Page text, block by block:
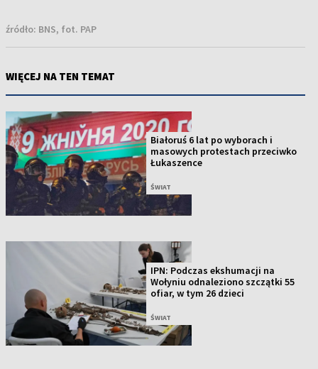
źródło: BNS, fot. PAP
WIĘCEJ NA TEN TEMAT
Białoruś 6 lat po wyborach i
masowych protestach przeciwko
Łukaszence
ŚWIAT
IPN: Podczas ekshumacji na
Wołyniu odnaleziono szczątki 55
ofiar, w tym 26 dzieci
ŚWIAT